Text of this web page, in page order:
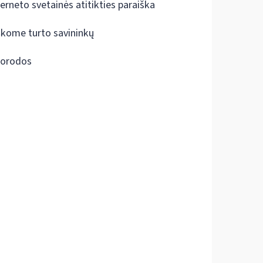
svetainės atitikties paraiška
turto savininkų